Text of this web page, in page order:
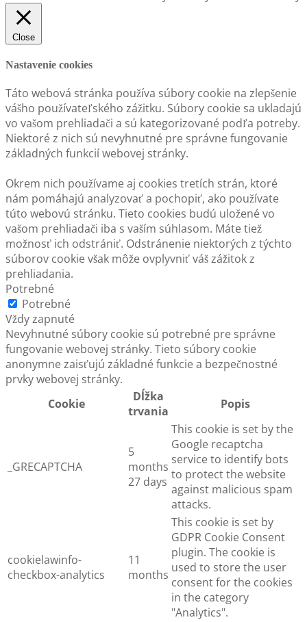
Close
Nastavenie cookies
Táto webová stránka používa súbory cookie na zlepšenie
vášho používateľského zážitku. Súbory cookie sa ukladajú
vo vašom prehliadači a sú kategorizované podľa potreby.
Niektoré z nich sú nevyhnutné pre správne fungovanie
základných funkcií webovej stránky.
Okrem nich používame aj cookies tretích strán, ktoré
nám pomáhajú analyzovať a pochopiť, ako používate
túto webovú stránku. Tieto cookies budú uložené vo
vašom prehliadači iba s vaším súhlasom. Máte tiež
možnosť ich odstrániť. Odstránenie niektorých z týchto
súborov cookie však môže ovplyvniť váš zážitok z
prehliadania.
Potrebné
Potrebné
Vždy zapnuté
Nevyhnutné súbory cookie sú potrebné pre správne
fungovanie webovej stránky. Tieto súbory cookie
anonymne zaisťujú základné funkcie a bezpečnostné
prvky webovej stránky.
Cookie
Dĺžka
trvania
Popis
_GRECAPTCHA
5
months
27 days
This cookie is set by the
Google recaptcha
service to identify bots
to protect the website
against malicious spam
attacks.
cookielawinfo-
checkbox-analytics
11
months
This cookie is set by
GDPR Cookie Consent
plugin. The cookie is
used to store the user
consent for the cookies
in the category
"Analytics".